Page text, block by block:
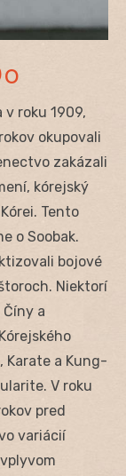
roku 1909,
okupovali
zakázali
kórejský
Tento
o Soobak.
bojové
Niektorí
a
Karate a Kung-
V roku
pred
variácií